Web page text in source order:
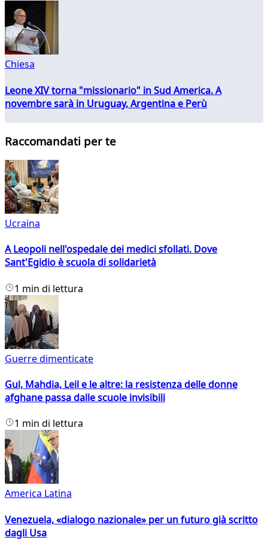
Chiesa
Leone XIV torna "missionario" in Sud America. A
novembre sarà in Uruguay, Argentina e Perù
Raccomandati per te
Ucraina
A Leopoli nell'ospedale dei medici sfollati. Dove
Sant'Egidio è scuola di solidarietà
1 min di lettura
Guerre dimenticate
Gul, Mahdia, Leil e le altre: la resistenza delle donne
afghane passa dalle scuole invisibili
1 min di lettura
America Latina
Venezuela, «dialogo nazionale» per un futuro già scritto
dagli Usa